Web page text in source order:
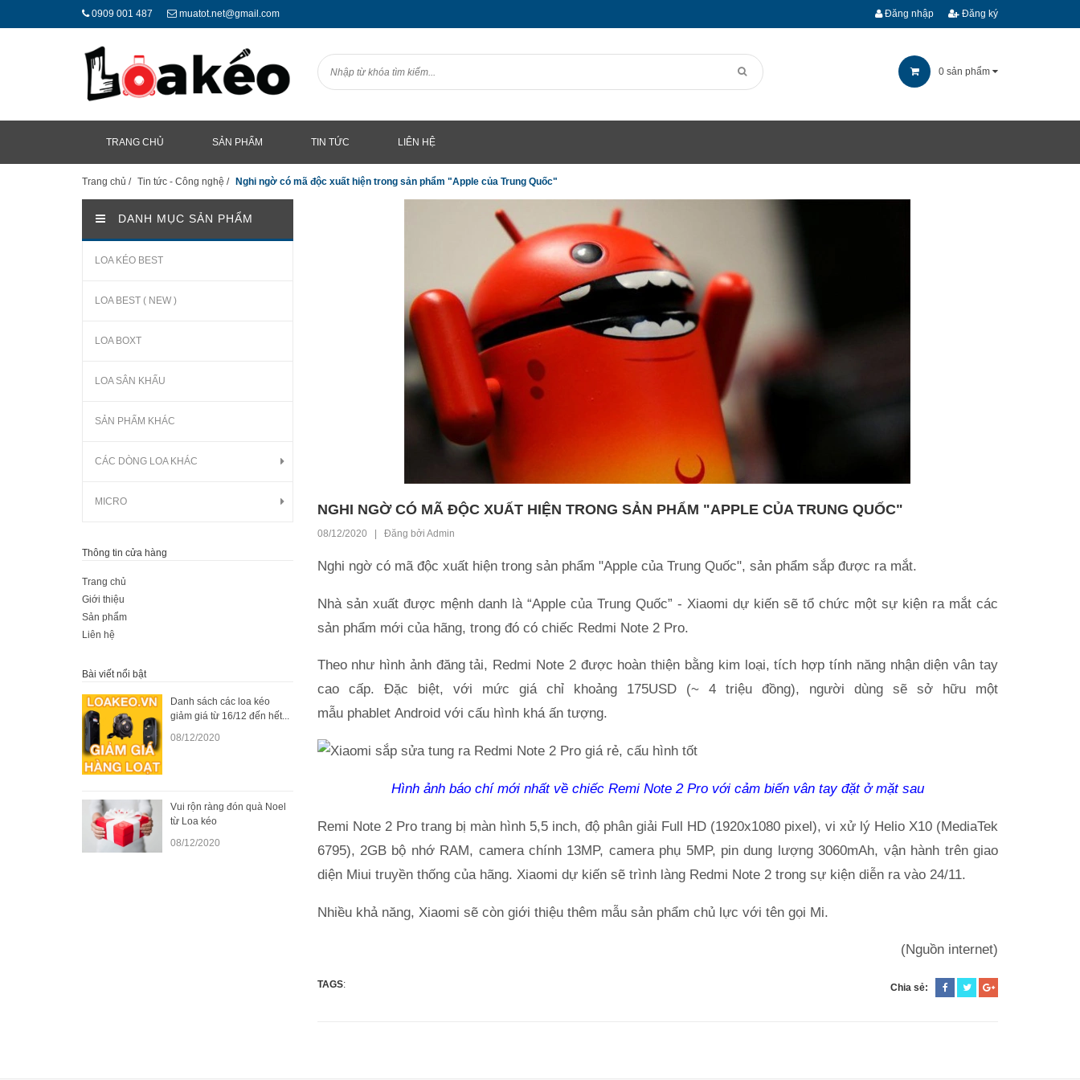
0909 001 487 muatot.net@gmail.com Đăng nhập Đăng ký
0 sản phẩm
TRANG CHỦ SẢN PHẨM TIN TỨC LIÊN HỆ
Trang chủ / Tin tức - Công nghệ / Nghi ngờ có mã độc xuất hiện trong sản phẩm "Apple của Trung Quốc"
NGHI NGỜ CÓ MÃ ĐỘC XUẤT HIỆN TRONG SẢN PHẨM "APPLE CỦA TRUNG QUỐC"
08/12/2020 | Đăng bởi Admin
Nghi ngờ có mã độc xuất hiện trong sản phẩm "Apple của Trung Quốc", sản phẩm sắp được ra mắt.
Nhà sản xuất được mệnh danh là “Apple của Trung Quốc” - Xiaomi dự kiến sẽ tổ chức một sự kiện ra mắt các
sản phẩm mới của hãng, trong đó có chiếc Redmi Note 2 Pro.
Theo như hình ảnh đăng tải, Redmi Note 2 được hoàn thiện bằng kim loại, tích hợp tính năng nhận diện vân tay
cao cấp. Đặc biệt, với mức giá chỉ khoảng 175USD (~ 4 triệu đồng), người dùng sẽ sở hữu một
mẫu phablet Android với cấu hình khá ấn tượng.
Hình ảnh báo chí mới nhất về chiếc Remi Note 2 Pro với cảm biến vân tay đặt ở mặt sau
Remi Note 2 Pro trang bị màn hình 5,5 inch, độ phân giải Full HD (1920x1080 pixel), vi xử lý Helio X10 (MediaTek
6795), 2GB bộ nhớ RAM, camera chính 13MP, camera phụ 5MP, pin dung lượng 3060mAh, vận hành trên giao
diện Miui truyền thống của hãng. Xiaomi dự kiến sẽ trình làng Redmi Note 2 trong sự kiện diễn ra vào 24/11.
Nhiều khả năng, Xiaomi sẽ còn giới thiệu thêm mẫu sản phẩm chủ lực với tên gọi Mi.
(Nguồn internet)
TAGS: Chia sẻ:
DANH MỤC SẢN PHẨM
LOA KÉO BEST
LOA BEST ( NEW )
LOA BOXT
LOA SÂN KHẤU
SẢN PHẨM KHÁC
CÁC DÒNG LOA KHÁC
MICRO
Thông tin cửa hàng
Trang chủ
Giới thiệu
Sản phẩm
Liên hệ
Bài viết nổi bật
Danh sách các loa kéo
giảm giá từ 16/12 đến hết...
08/12/2020
Vui rộn ràng đón quà Noel
từ Loa kéo
08/12/2020